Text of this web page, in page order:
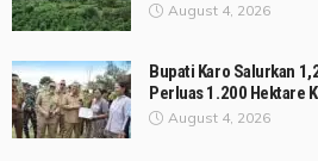
August 4, 2026
Bupati Karo Salurkan
Perluas 1.200 Hektare
August 4, 2026